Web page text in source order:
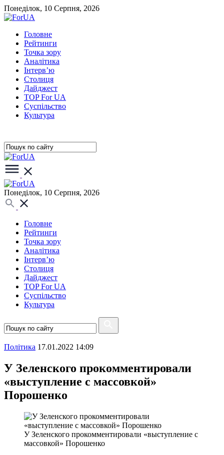
Понеділок, 10 Серпня, 2026
Головне
Рейтинги
Точка зору
Аналітика
Інтерв’ю
Столиця
Дайджест
TOP For UA
Суспiльство
Культура
Понеділок, 10 Серпня, 2026
Головне
Рейтинги
Точка зору
Аналітика
Інтерв’ю
Столиця
Дайджест
TOP For UA
Суспiльство
Культура
Полiтика 17.01.2022 14:09
У Зеленского прокомментировали
«выступление с массовкой»
Порошенко
У Зеленского прокомментировали «выступление с
массовкой» Порошенко